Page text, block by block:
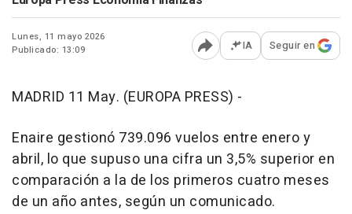
Lunes, 11 mayo 2026
Publicado: 13:09
Abrir opciones para
IA Seguir en
MADRID 11 May. (EUROPA PRESS) -
Enaire gestionó 739.096 vuelos entre enero y
abril, lo que supuso una cifra un 3,5% superior en
comparación a la de los primeros cuatro meses
de un año antes, según un comunicado.